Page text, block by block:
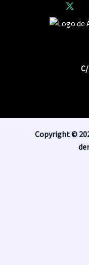
Copyright ©